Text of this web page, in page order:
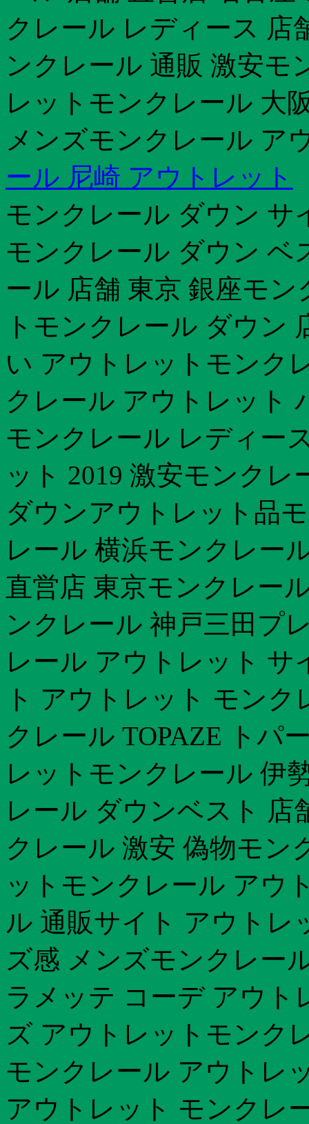
クレール レディース 店
ンクレール 通販 激安モ
レットモンクレール 大
メンズモンクレール ア
ール 尼崎 アウトレット
モンクレール ダウン サ
モンクレール ダウン ベ
ール 店舗 東京 銀座モ
トモンクレール ダウン
い アウトレットモンク
クレール アウトレット
モンクレール レディー
ット 2019 激安モンク
ダウンアウトレット品
レール 横浜モンクレー
直営店 東京モンクレー
ンクレール 神戸三田プ
レール アウトレット サ
ト アウトレット モン
クレール TOPAZE トパ
レットモンクレール 伊
レール ダウンベスト 店
クレール 激安 偽物モン
ットモンクレール アウ
ル 通販サイト アウトレ
ズ感 メンズモンクレー
ラメッテ コーデ アウト
ズ アウトレットモンク
モンクレール アウトレ
アウトレット モンクレ